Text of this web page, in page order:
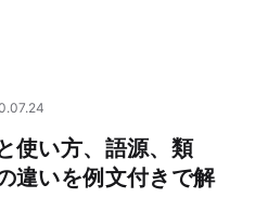
使い方、語源、類
違いを例文付きで解